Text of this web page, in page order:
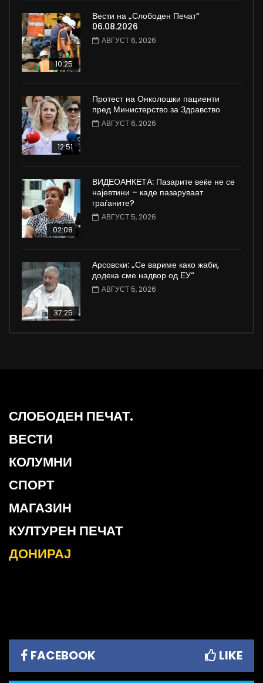
10:25
Вести на „Слободен Печат“
06.08.2026
АВГУСТ 6, 2026
12:51
Протест на Онколошки пациенти
пред Министерство за Здравство
АВГУСТ 6, 2026
02:08
ВИДЕОАНКЕТА: Пазарите веќе не се
најевтини – каде пазаруваат
граѓаните?
АВГУСТ 5, 2026
37:25
Арсовски: „Се вариме како жаби,
додека сме надвор од ЕУ“
АВГУСТ 5, 2026
СЛОБОДЕН ПЕЧАТ.
ВЕСТИ
КОЛУМНИ
СПОРТ
МАГАЗИН
КУЛТУРЕН ПЕЧАТ
ДОНИРАЈ
FACEBOOK LIKE